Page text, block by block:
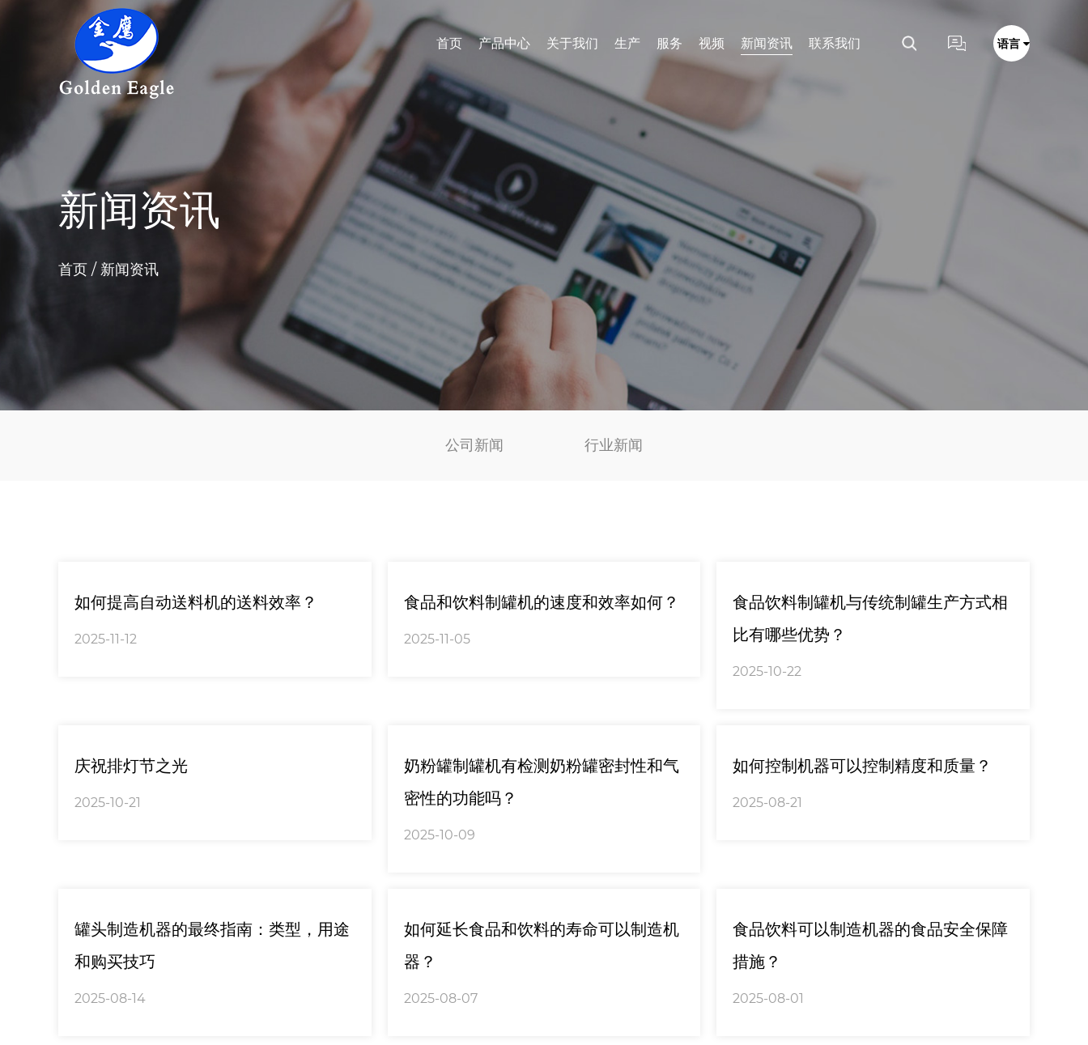
首页 产品中心 关于我们 生产 服务 视频 新闻资讯 联系我们 语言
新闻资讯
首页 / 新闻资讯
公司新闻 行业新闻
如何提高自动送料机的送料效率？
2025-11-12
食品和饮料制罐机的速度和效率如何？
2025-11-05
食品饮料制罐机与传统制罐生产方式相
比有哪些优势？
2025-10-22
庆祝排灯节之光
2025-10-21
奶粉罐制罐机有检测奶粉罐密封性和气
密性的功能吗？
2025-10-09
如何控制机器可以控制精度和质量？
2025-08-21
罐头制造机器的最终指南：类型，用途
和购买技巧
2025-08-14
如何延长食品和饮料的寿命可以制造机
器？
2025-08-07
食品饮料可以制造机器的食品安全保障
措施？
2025-08-01